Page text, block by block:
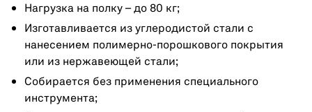
Нагрузка на полку – до 80 кг;
Изготавливается из углеродистой стали с
нанесением полимерно-порошкового покрытия
или из нержавеющей стали;
Собирается без применения специального
инструмента;